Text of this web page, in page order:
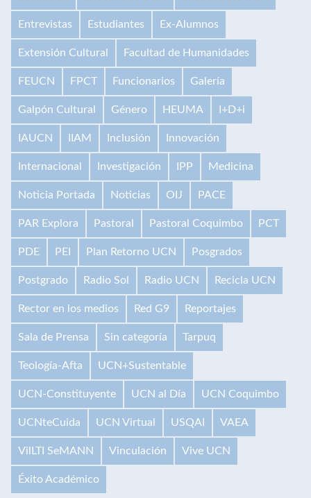
Entrevistas Estudiantes Ex-Alumnos
Extensión Cultural Facultad de Humanidades
FEUCN FPCT Funcionarios Galería
Galpón Cultural Género HEUMA I+D+i
IAUCN IIAM Inclusión Innovación
Internacional Investigación IPP Medicina
Noticia Portada Noticias OIJ PACE
PAR Explora Pastoral Pastoral Coquimbo PCT
PDE PEI Plan Retorno UCN Posgrados
Postgrado Radio Sol Radio UCN Recicla UCN
Rector en los medios Red G9 Reportajes
Sala de Prensa Sin categoría Tarpuq
Teología-Afta UCN+Sustentable
UCN-Constituyente UCN al Día UCN Coquimbo
UCNteCuida UCN Virtual USQAI VAEA
VilLTI SeMANN Vinculación Vive UCN
Éxito Académico